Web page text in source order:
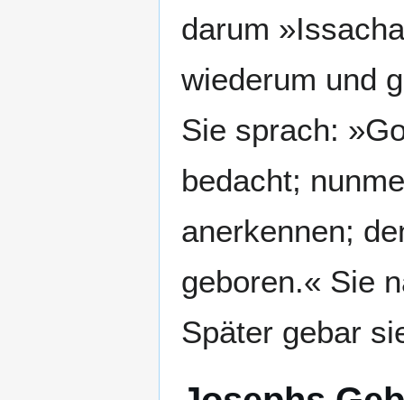
darum
wiederum und
Sie sprach:
bedacht;
anerkennen;
geboren.« Sie
Später gebar